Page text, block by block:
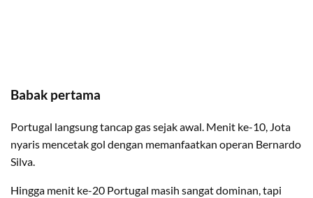
Babak pertama
Portugal langsung tancap gas sejak awal. Menit ke-10, Jota
nyaris mencetak gol dengan memanfaatkan operan Bernardo
Silva.
Hingga menit ke-20 Portugal masih sangat dominan, tapi